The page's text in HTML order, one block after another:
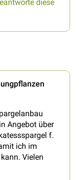
diese
Angebot über
f.
ich im
Vielen